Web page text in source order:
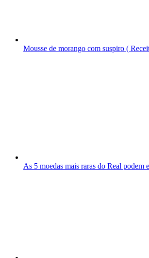
Mousse de morango com suspiro (
As 5 moedas mais raras do Real podem